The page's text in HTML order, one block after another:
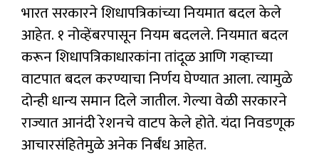
भारत सरकारने शिधापत्रिकांच्या नियमात बदल केले
आहेत. १ नोव्हेंबरपासून नियम बदलले. नियमात बदल
करून शिधापत्रिकाधारकांना तांदूळ आणि गव्हाच्या
वाटपात बदल करण्याचा निर्णय घेण्यात आला. त्यामुळे
दोन्ही धान्य समान दिले जातील. गेल्या वेळी सरकारने
राज्यात आनंदी रेशनचे वाटप केले होते. यंदा निवडणूक
आचारसंहितेमुळे अनेक निर्बंध आहेत.